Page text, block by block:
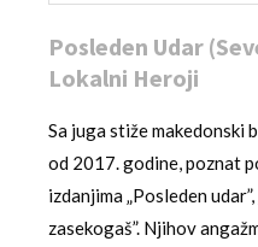
Posleden Udar
Lokalni Heroji
Sa juga stiže makedonski
od 2017. godine, poznat
izdanjima „Posleden
zasekogaš”. Njihov